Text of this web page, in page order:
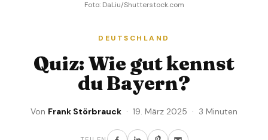
Foto: DaLiu/Shutterstock.com
DEUTSCHLAND
Quiz: Wie gut kennst
du Bayern?
Von Frank Störbrauck · 19. März 2025 · 3 Minuten